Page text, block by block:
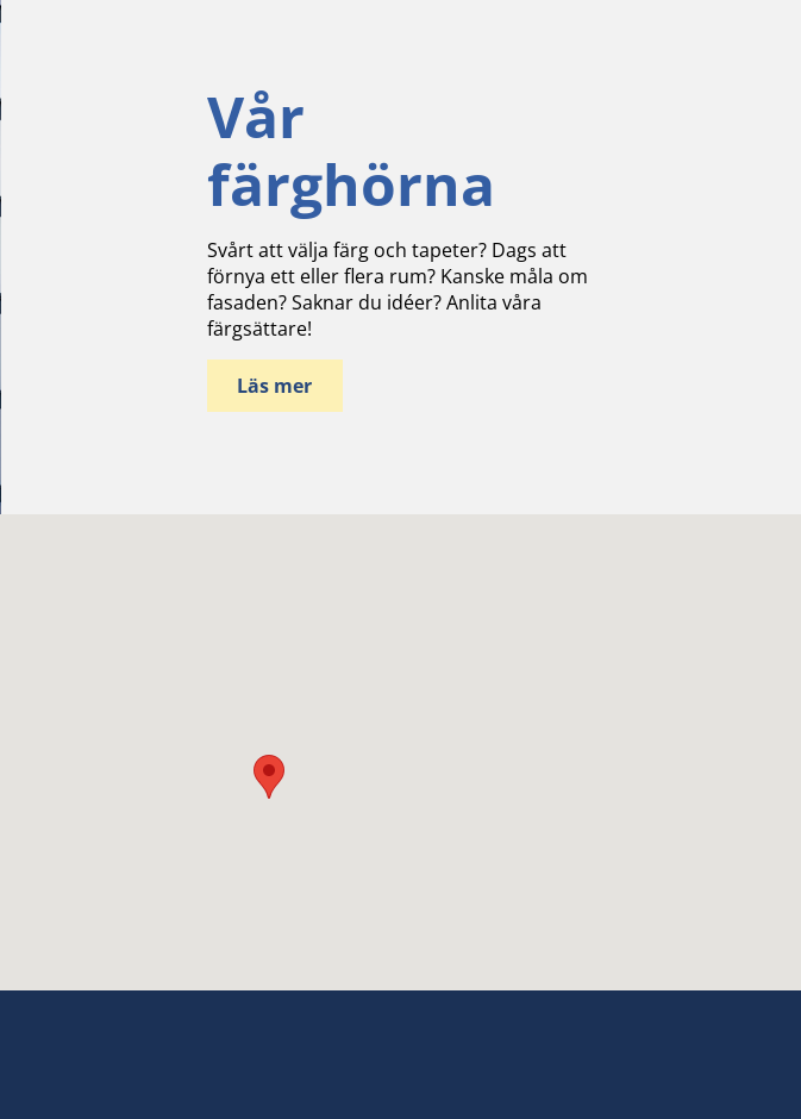
Vår
färghörna
Svårt att välja färg och tapeter? Dags att
förnya ett eller flera rum? Kanske måla om
fasaden? Saknar du idéer? Anlita våra
färgsättare!
Läs mer